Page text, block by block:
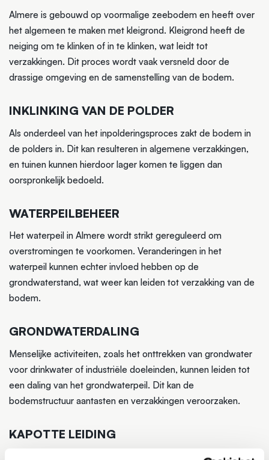
Almere is gebouwd op voormalige zeebodem en heeft over
het algemeen te maken met kleigrond. Kleigrond heeft de
neiging om te klinken of in te klinken, wat leidt tot
verzakkingen. Dit proces wordt vaak versneld door de
drassige omgeving en de samenstelling van de bodem.
INKLINKING VAN DE POLDER
Als onderdeel van het inpolderingsproces zakt de bodem in
de polders in. Dit kan resulteren in algemene verzakkingen,
en tuinen kunnen hierdoor lager komen te liggen dan
oorspronkelijk bedoeld.
WATERPEILBEHEER
Het waterpeil in Almere wordt strikt gereguleerd om
overstromingen te voorkomen. Veranderingen in het
waterpeil kunnen echter invloed hebben op de
grondwaterstand, wat weer kan leiden tot verzakking van de
bodem.
GRONDWATERDALING
Menselijke activiteiten, zoals het onttrekken van grondwater
voor drinkwater of industriële doeleinden, kunnen leiden tot
een daling van het grondwaterpeil. Dit kan de
bodemstructuur aantasten en verzakkingen veroorzaken.
KAPOTTE LEIDING
Is de grondverzakking zeer lokaal en ontstaat er een